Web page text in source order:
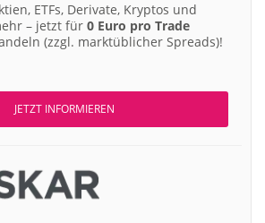
ETFs, Derivate, Kryptos und
– jetzt für 0 Euro pro Trade
(zzgl. marktüblicher Spreads)!
JETZT INFORMIEREN